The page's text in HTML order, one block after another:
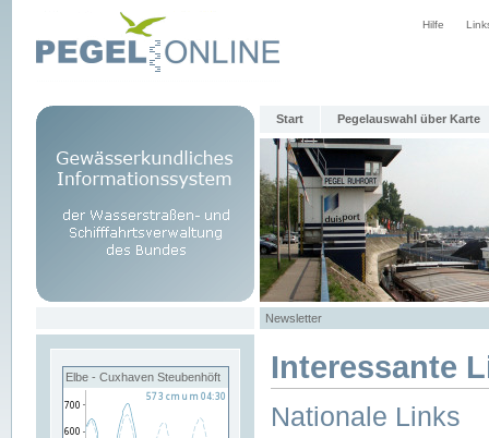
Hilfe
Start Pegelauswahl über Karte
Newsletter
Elbe - Cuxhaven Steubenhöft Interessante
Nationale Links